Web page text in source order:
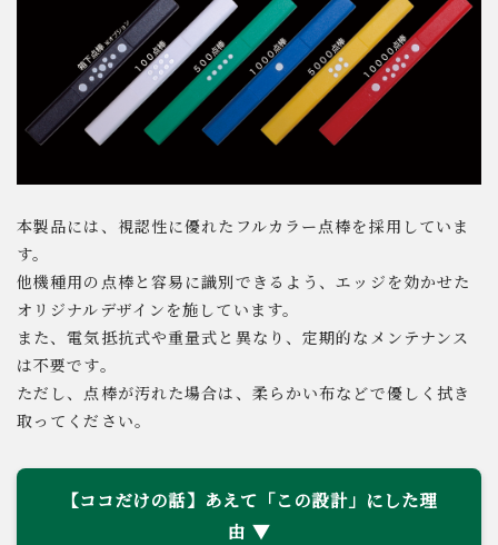
本製品には、視認性に優れたフルカラー点棒を採用していま
す。
他機種用の点棒と容易に識別できるよう、エッジを効かせた
オリジナルデザインを施しています。
また、電気抵抗式や重量式と異なり、定期的なメンテナンス
は不要です。
ただし、点棒が汚れた場合は、柔らかい布などで優しく拭き
取ってください。
【ココだけの話】あえて「この設計」にした理
由